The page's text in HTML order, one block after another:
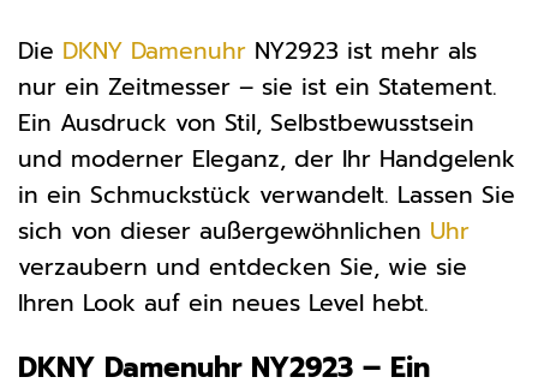
Die DKNY Damenuhr NY2923 ist mehr als
nur ein Zeitmesser – sie ist ein Statement.
Ein Ausdruck von Stil, Selbstbewusstsein
und moderner Eleganz, der Ihr Handgelenk
in ein Schmuckstück verwandelt. Lassen Sie
sich von dieser außergewöhnlichen Uhr
verzaubern und entdecken Sie, wie sie
Ihren Look auf ein neues Level hebt.
DKNY Damenuhr NY2923 – Ein